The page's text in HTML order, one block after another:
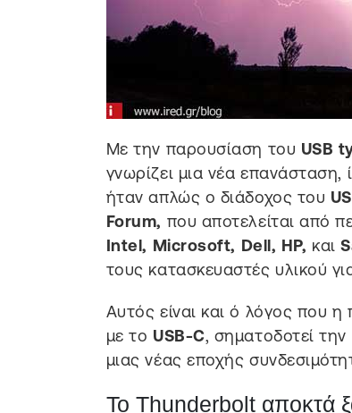
Με την παρουσίαση του USB
γνωρίζει μια νέα
ήταν απλώς ο διάδοχος του
Forum, που αποτελείται από
Intel, Microsoft, Dell, HP, και
τους κατασκευαστές υλικού
Αυτός είναι και ό λόγος που
με το USB-C, σηματοδοτεί
μιας νέας εποχής
Το Thunderbolt αποκτά